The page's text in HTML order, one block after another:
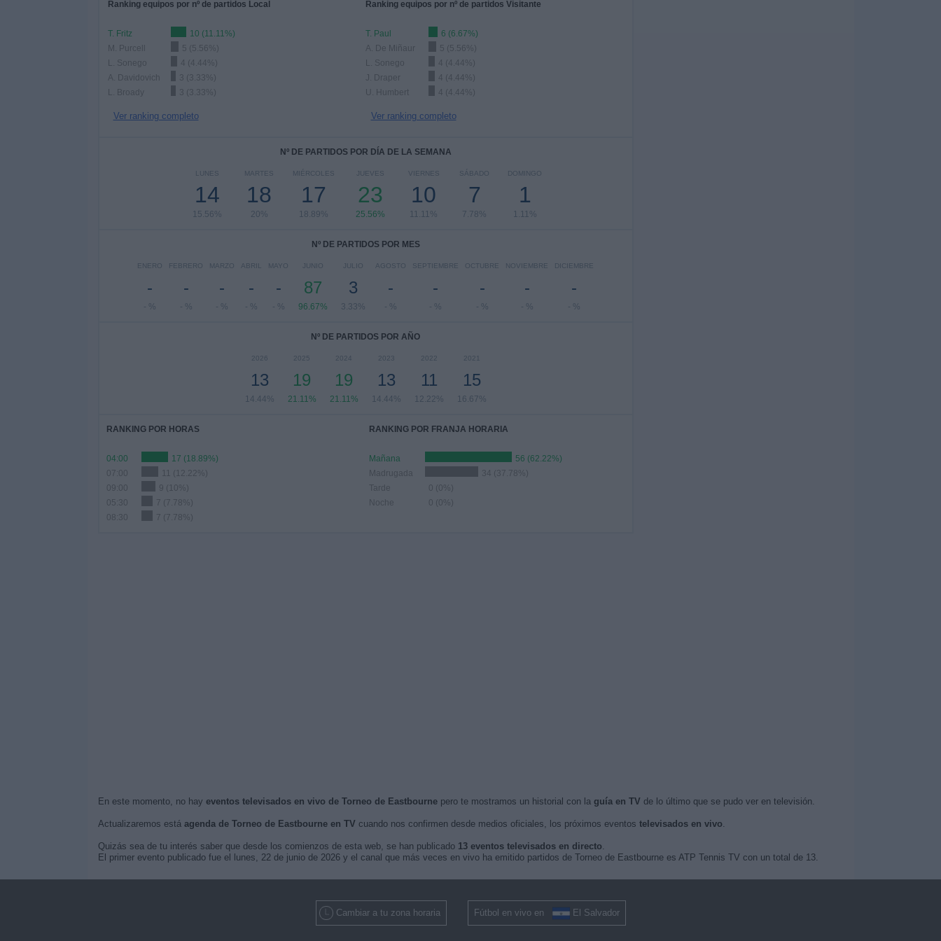
Ranking equipos por nº de partidos Local
T. Fritz
10 (11.11%)
M. Purcell
5 (5.56%)
L. Sonego
4 (4.44%)
A. Davidovich
3 (3.33%)
L. Broady
3 (3.33%)
Ver ranking completo
Ranking equipos por nº de partidos Visitante
T. Paul
6 (6.67%)
A. De Miñaur
5 (5.56%)
L. Sonego
4 (4.44%)
J. Draper
4 (4.44%)
U. Humbert
4 (4.44%)
Ver ranking completo
Nº DE PARTIDOS POR DÍA DE LA SEMANA
LUNES
14
15.56%
MARTES
18
20%
MIÉRCOLES
17
18.89%
JUEVES
23
25.56%
VIERNES
10
11.11%
SÁBADO
7
7.78%
DOMINGO
1
1.11%
Nº DE PARTIDOS POR MES
ENERO
-
- %
FEBRERO
-
- %
MARZO
-
- %
ABRIL
-
- %
MAYO
-
- %
JUNIO
87
96.67%
JULIO
3
3.33%
AGOSTO
-
- %
SEPTIEMBRE
-
- %
OCTUBRE
-
- %
NOVIEMBRE
-
- %
DICIEMBRE
-
- %
Nº DE PARTIDOS POR AÑO
2026
13
14.44%
2025
19
21.11%
2024
19
21.11%
2023
13
14.44%
2022
11
12.22%
2021
15
16.67%
RANKING POR HORAS
04:00
17 (18.89%)
07:00
11 (12.22%)
09:00
9 (10%)
05:30
7 (7.78%)
08:30
7 (7.78%)
RANKING POR FRANJA HORARIA
Mañana
56 (62.22%)
Madrugada
34 (37.78%)
Tarde
0 (0%)
Noche
0 (0%)
En este momento, no hay eventos televisados en vivo de Torneo de Eastbournepero te mostramos un historial con la guía en TV de lo último que se pudo ver en televisión.
Actualizaremos está agenda de Torneo de Eastbourne en TV cuando nos confirmen desde medios oficiales, los próximos eventos televisados en vivo.
Quizás sea de tu interés saber que desde los comienzos de esta web, se han publicado 13 eventos televisados en directo.
El primer evento publicado fue el lunes, 22 de junio de 2026 y el canal que más veces en vivo ha emitido partidos de Torneo de Eastbourne es ATP Tennis TV con un total de 13.
Cambiar a tu zona horaria Fútbol en vivo en El Salvador